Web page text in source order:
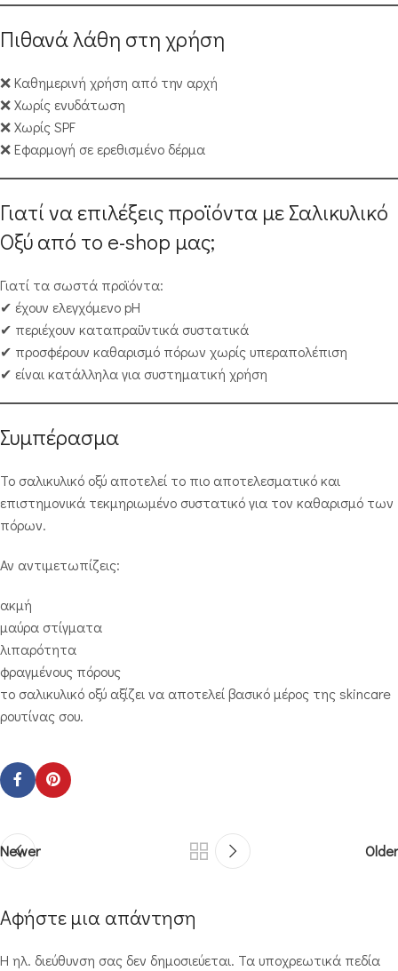
Πιθανά λάθη στη χρήση
❌ Καθημερινή χρήση από την αρχή
❌ Χωρίς ενυδάτωση
❌ Χωρίς SPF
❌ Εφαρμογή σε ερεθισμένο δέρμα
Γιατί να επιλέξεις προϊόντα με Σαλικυλικό
Οξύ από το e-shop μας;
Γιατί τα σωστά προϊόντα:
✔ έχουν ελεγχόμενο pH
✔ περιέχουν καταπραϋντικά συστατικά
✔ προσφέρουν καθαρισμό πόρων χωρίς υπεραπολέπιση
✔ είναι κατάλληλα για συστηματική χρήση
Συμπέρασμα
Το σαλικυλικό οξύ αποτελεί το πιο αποτελεσματικό και
επιστημονικά τεκμηριωμένο συστατικό για τον καθαρισμό των
πόρων.
Αν αντιμετωπίζεις:
ακμή
μαύρα στίγματα
λιπαρότητα
φραγμένους πόρους
το σαλικυλικό οξύ αξίζει να αποτελεί βασικό μέρος της skincare
ρουτίνας σου.
Newer Older
Αφήστε μια απάντηση
Η ηλ. διεύθυνση σας δεν δημοσιεύεται. Τα υποχρεωτικά πεδία